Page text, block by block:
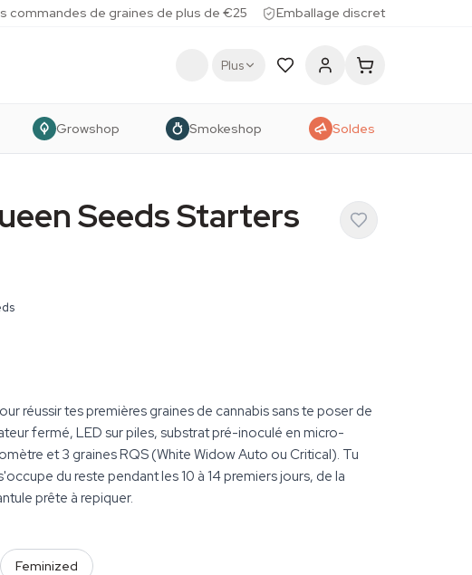
commandes de graines de plus de €25 Emballage discret
Plus
Growshop Smokeshop Soldes
Seeds Starters
réussir tes premières graines de cannabis sans te poser de
fermé, LED sur piles, substrat pré-inoculé en micro-
et 3 graines RQS (White Widow Auto ou Critical). Tu
du reste pendant les 10 à 14 premiers jours, de la
prête à repiquer.
Feminized